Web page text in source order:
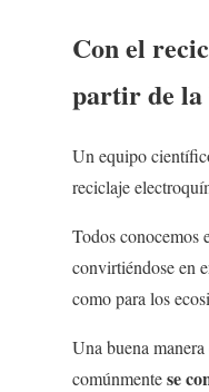
Con el
partir de la
Un equipo
reciclaje
Todos conocemos
convirtiéndose en
como para los
Una buena
comúnmentese